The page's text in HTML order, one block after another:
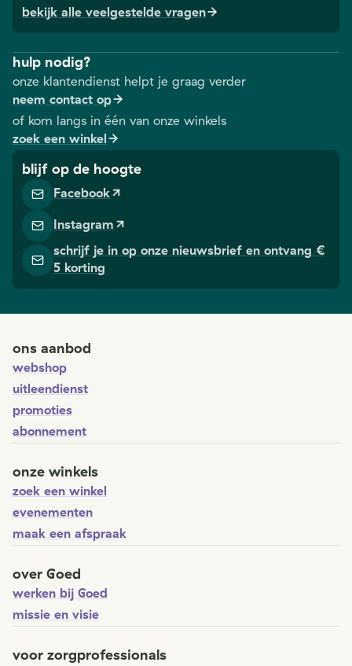
bekijk alle veelgestelde vragen
hulp nodig?
onze klantendienst helpt je graag verder
neem contact op
of kom langs in één van onze winkels
zoek een winkel
blijf op de hoogte
Facebook
Instagram
schrijf je in op onze nieuwsbrief en ontvang €
5 korting
ons aanbod
webshop
uitleendienst
promoties
abonnement
onze winkels
zoek een winkel
evenementen
maak een afspraak
over Goed
werken bij Goed
missie en visie
voor zorgprofessionals